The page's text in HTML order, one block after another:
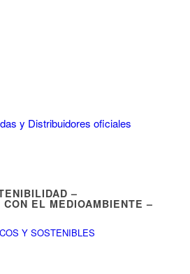
y Distribuidores oficiales
–
CON EL MEDIOAMBIENTE –